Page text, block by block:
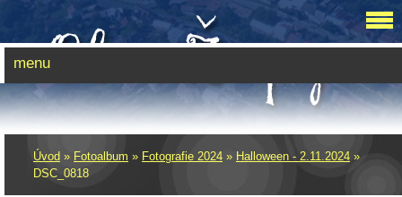
Úvod » Fotoalbum » Fotografie 2024 » Halloween - 2.11.2024 »
DSC_0818
menu